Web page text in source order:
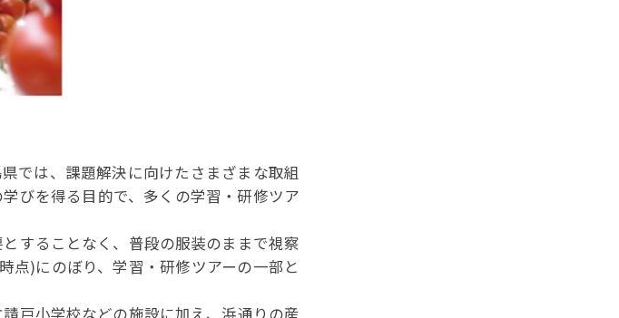
では、課題解決に向けたさまざまな取組
びを得る目的で、多くの学習・研修ツア
することなく、普段の服装のままで視察
点)にのぼり、学習・研修ツアーの一部と
戸小学校などの施設に加え、浜通りの産